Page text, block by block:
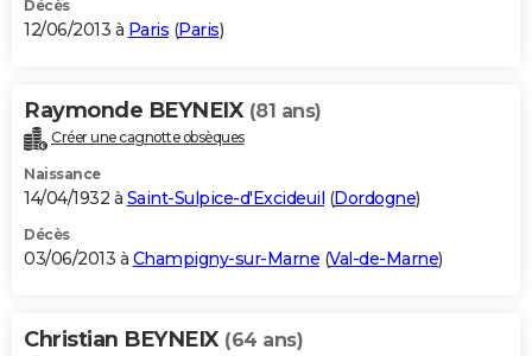
Décès
12/06/2013 à Paris (Paris)
Raymonde BEYNEIX (81 ans)
Créer une cagnotte obsèques
Naissance
14/04/1932 à Saint-Sulpice-d'Excideuil (Dordogne)
Décès
03/06/2013 à Champigny-sur-Marne (Val-de-Marne)
Christian BEYNEIX (64 ans)